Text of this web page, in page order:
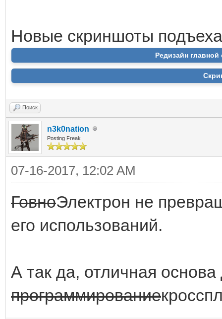
Новые скриншоты
Редизайн
Поиск
n3k0nation
Posting Freak
07-16-2017, 12:02 AM
ГовноЭлектрон не
его использований.
А так да, отличная
программирование